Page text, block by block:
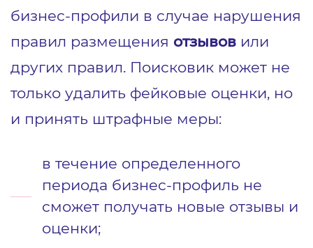
бизнес‑профили в случае нарушения
правил размещения отзывов или
других правил. Поисковик может не
только удалить фейковые оценки, но
и принять штрафные меры:
в течение определенного
периода бизнес‑профиль не
сможет получать новые отзывы и
оценки;